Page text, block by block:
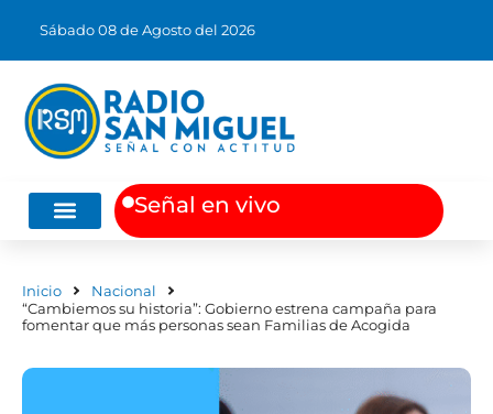
Sábado 08 de Agosto del 2026
Señal en vivo
Inicio
Nacional
“Cambiemos su historia”: Gobierno estrena campaña para
fomentar que más personas sean Familias de Acogida